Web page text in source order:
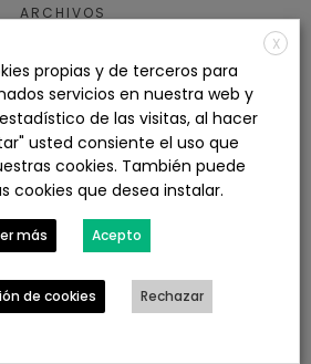
ARCHIVOS
X
propias y de terceros para
servicios en nuestra web y
de las visitas, al hacer
usted consiente el uso que
cookies. También puede
cookies que desea instalar.
más Acepto
de cookies Rechazar